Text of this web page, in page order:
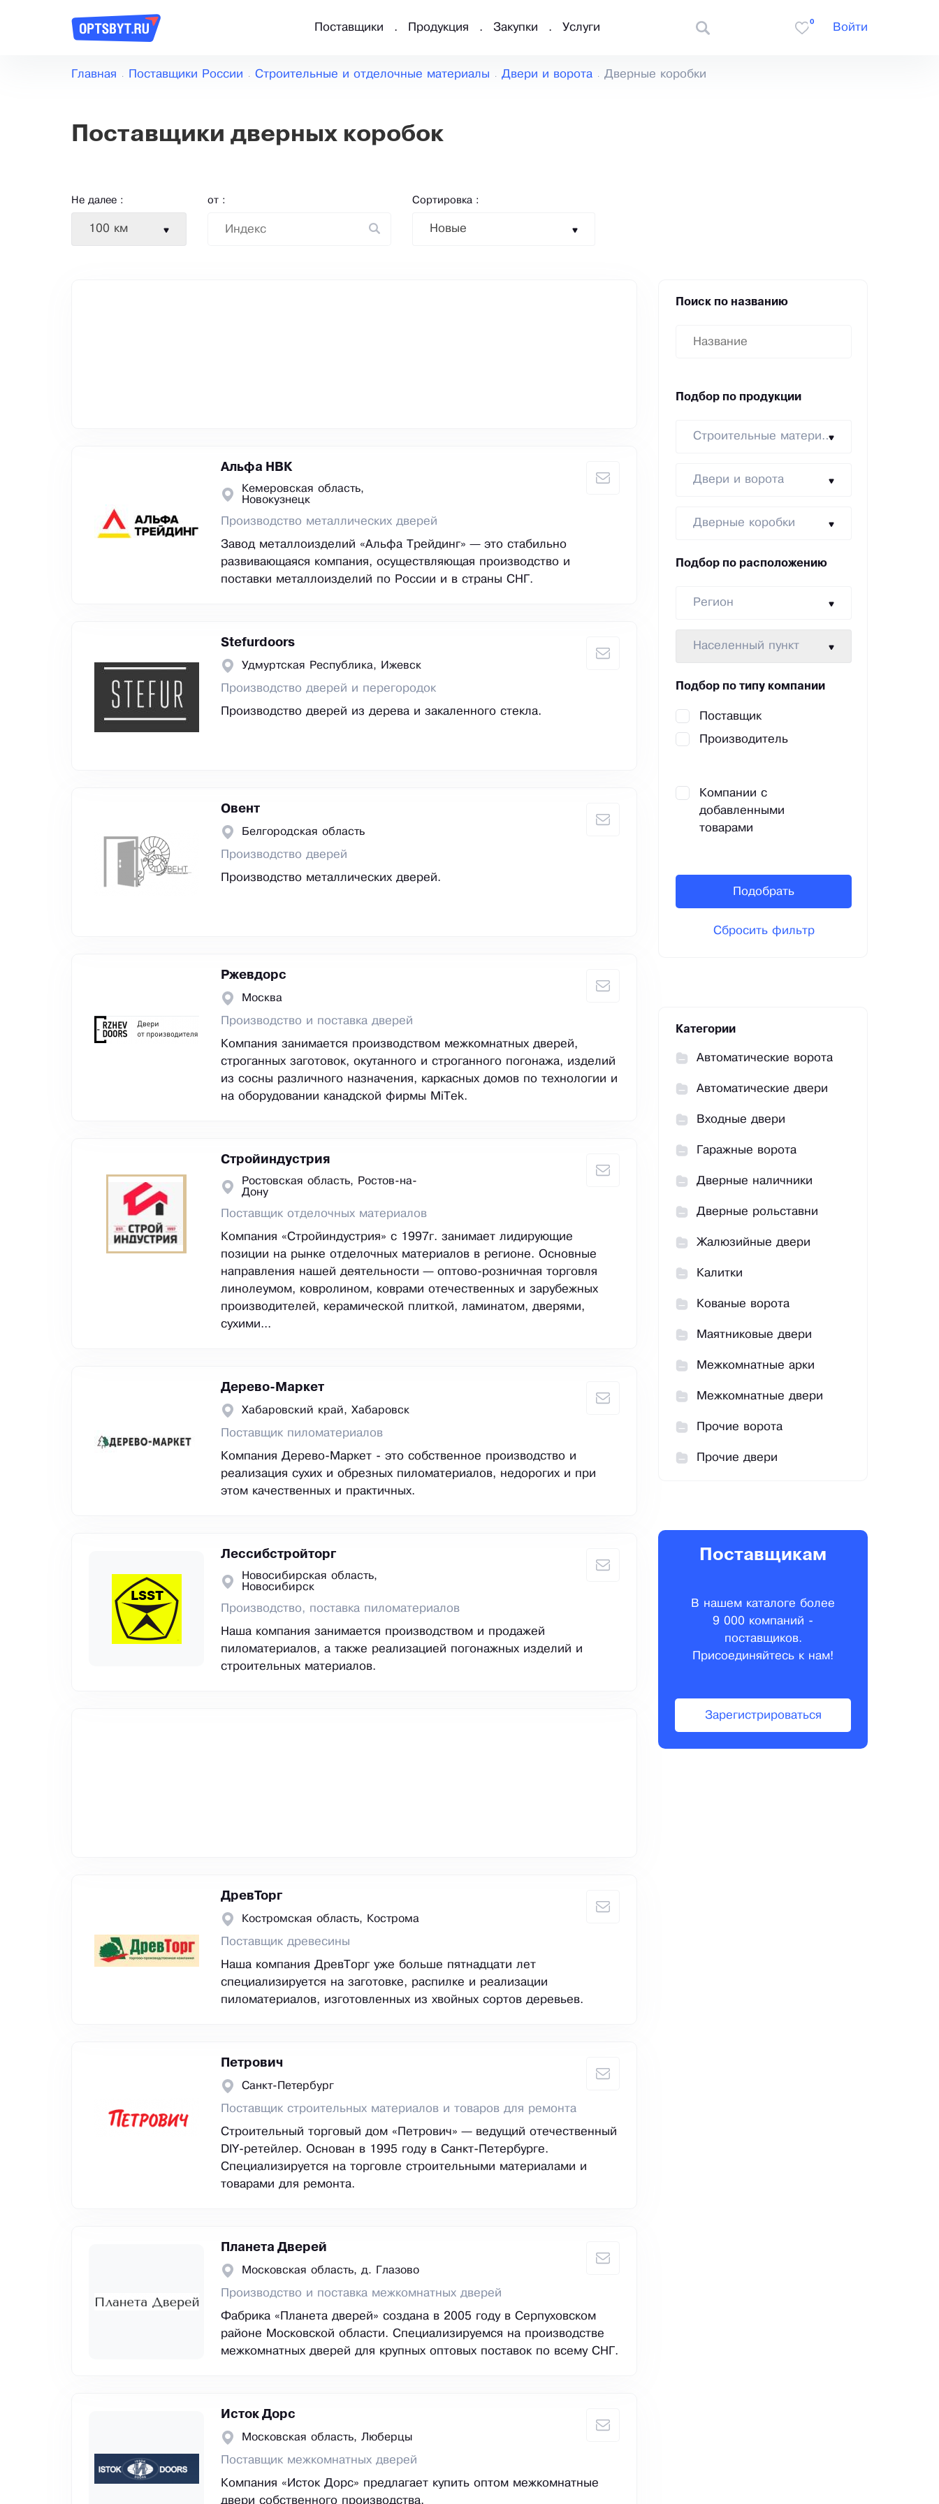
Поставщики Продукция Закупки Услуги
0
Войти
Главная Поставщики России Строительные и отделочные материалы Двери и ворота Дверные коробки
Поставщики дверных коробок
Не далее :
100 км
от : Сортировка :
Новые
Альфа НВК
Кемеровская область,
Новокузнецк
Производство металлических дверей
Завод металлоизделий «Альфа Трейдинг» — это стабильно
развивающаяся компания, осуществляющая производство и
поставки металлоизделий по России и в страны СНГ.
Stefurdoors
Удмуртская Республика, Ижевск
Производство дверей и перегородок
Производство дверей из дерева и закаленного стекла.
Oвент
Белгородская область
Производство дверей
Производство металлических дверей.
Ржевдорс
Москва
Производство и поставка дверей
Компания занимается производством межкомнатных дверей,
строганных заготовок, окутанного и строганного погонажа, изделий
из сосны различного назначения, каркасных домов по технологии и
на оборудовании канадской фирмы MiTek.
Стройиндустрия
Ростовская область, Ростов-на-
Дону
Поставщик отделочных материалов
Компания «Стройиндустрия» с 1997г. занимает лидирующие
позиции на рынке отделочных материалов в регионе. Основные
направления нашей деятельности — оптово-розничная торговля
линолеумом, ковролином, коврами отечественных и зарубежных
производителей, керамической плиткой, ламинатом, дверями,
сухими...
Дерево-Маркет
Хабаровский край, Хабаровск
Поставщик пиломатериалов
Компания Дерево-Маркет - это собственное производство и
реализация сухих и обрезных пиломатериалов, недорогих и при
этом качественных и практичных.
Лессибстройторг
Новосибирская область,
Новосибирск
Производство, поставка пиломатериалов
Наша компания занимается производством и продажей
пиломатериалов, а также реализацией погонажных изделий и
строительных материалов.
ДревТорг
Костромская область, Кострома
Поставщик древесины
Наша компания ДревТорг уже больше пятнадцати лет
специализируется на заготовке, распилке и реализации
пиломатериалов, изготовленных из хвойных сортов деревьев.
Петрович
Санкт-Петербург
Поставщик строительных материалов и товаров для ремонта
Строительный торговый дом «Петрович» — ведущий отечественный
DIY-ретейлер. Основан в 1995 году в Санкт-Петербурге.
Специализируется на торговле строительными материалами и
товарами для ремонта.
Планета Дверей
Московская область, д. Глазово
Производство и поставка межкомнатных дверей
Фабрика «Планета дверей» создана в 2005 году в Серпуховском
районе Московской области. Специализируемся на производстве
межкомнатных дверей для крупных оптовых поставок по всему СНГ.
Исток Дорс
Московская область, Люберцы
Поставщик межкомнатных дверей
Компания «Исток Дорс» предлагает купить оптом межкомнатные
двери собственного производства.
Поиск по названию
Подбор по продукции
Строительные материалы
Двери и ворота
Дверные коробки
Подбор по расположению
Регион
Населенный пункт
Подбор по типу компании
Поставщик
Производитель
Компании с
добавленными
товарами
Подобрать
Сбросить фильтр
Категории
Автоматические ворота
Автоматические двери
Входные двери
Гаражные ворота
Дверные наличники
Дверные рольставни
Жалюзийные двери
Калитки
Кованые ворота
Маятниковые двери
Межкомнатные арки
Межкомнатные двери
Прочие ворота
Прочие двери
Поставщикам
В нашем каталоге более
9 000 компаний -
поставщиков.
Присоединяйтесь к нам!
Зарегистрироваться